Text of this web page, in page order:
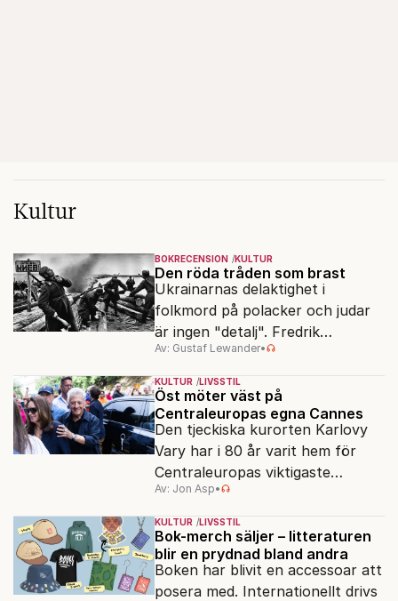
Kultur
BOKRECENSION KULTUR
Den röda tråden som brast
Ukrainarnas delaktighet i
folkmord på polacker och judar
är ingen "detalj". Fredrik
Segerfeldts iver att skildra den
ryska imperialismen leder till en
förenklad bild av historien.
Av: Gustaf Lewander•
KULTUR LIVSSTIL
Öst möter väst på
Centraleuropas egna Cannes
Den tjeckiska kurorten Karlovy
Vary har i 80 år varit hem för
Centraleuropas viktigaste
filmfestival – en plats där
Hollywoodglans möter
egensinnighet.
Av: Jon Asp•
KULTUR LIVSSTIL
Bok-merch säljer – litteraturen
blir en prydnad bland andra
Boken har blivit en accessoar att
posera med. Internationellt drivs